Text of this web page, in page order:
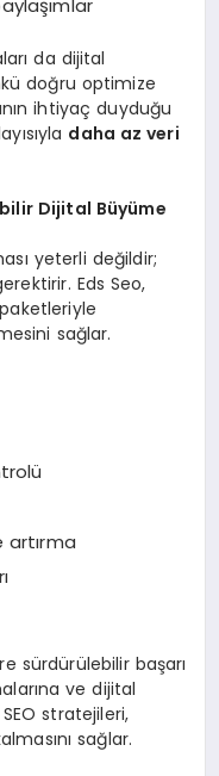
da dijital
doğru optimize
ihtiyaç duyduğu
daha az veri
Dijital Büyüme
yeterli değildir;
Eds Seo,
sağlar.
artırma
sürdürülebilir başarı
ve dijital
stratejileri,
sağlar.